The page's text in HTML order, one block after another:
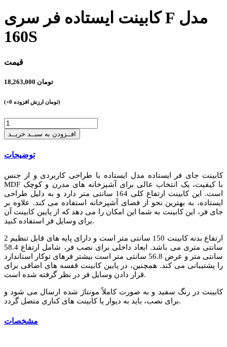
کابینت ایستاده فر سری F مدل
160S
قیمت
18,263,000 تومان
(+0 تومان ارزش افزوده)
افــزودن به سبــد خریــد
توضیحات
کابینت جای فر ایستاده مدل ایستاده با طراحی کاربردی و از جنس
MDF با کیفیت، یک انتخاب عالی برای آشپزخانه‌ های مدرن و کوچک
است. این کابینت ارتفاع کلی 164 سانتی‌ متر دارد و به دلیل طراحی
ایستاده، به بهترین نحو از فضای آشپزخانه استفاده می‌ کند. علاوه بر
جای فر، این کابینت به شما این امکان را می‌ دهد که از پایین کابینت آن
برای وسایل فر استفاده کنید.
ارتفاع بدنه کابینت 150 سانتی‌ متر است و دارای پایه‌ های قابل تنظیم 2
سانتی‌ متری می‌ باشد. ابعاد داخلی برای نصب فر، شامل ارتفاع 58.4
سانتی‌ متر و عرض 56.8 سانتی‌ متر است بیشتر فرهای توکار استاندارد
را پشتیبانی می‌ کند. همچنین، در پایین کابینت قفسه های اضافی برای
قرار دادن وسایل فر در نظر گرفته شده است.
کابینت در رنگ سفید و به‌ صورت کاملاً مونتاژ شده ارسال می‌ شود و
برای نصب، باید به دیوار یا کابینت‌ های کناری متصل گردد.
مشخصات